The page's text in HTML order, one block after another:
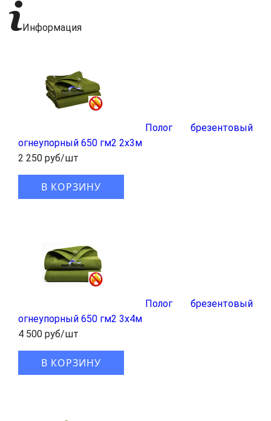
Информация
Полог брезентовый
огнеупорный 650 гм2 2x3м
2 250 руб/шт
В КОРЗИНУ
Полог брезентовый
огнеупорный 650 гм2 3x4м
4 500 руб/шт
В КОРЗИНУ